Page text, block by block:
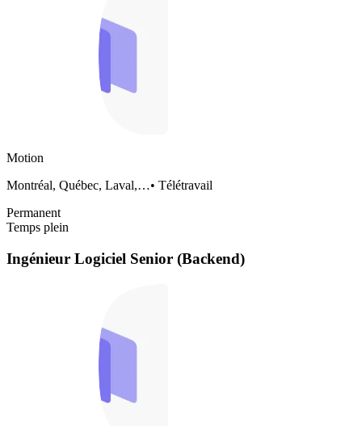
Motion
Montréal, Québec, Laval,…• Télétravail
Permanent
Temps plein
Ingénieur Logiciel Senior (Backend)